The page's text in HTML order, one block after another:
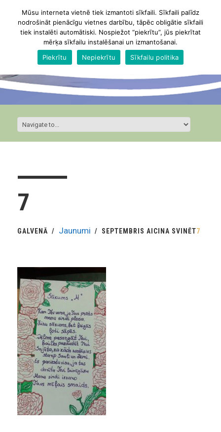
7
GALVENĀ Jaunumi SEPTEMBRIS AICINA SVINĒT7
Mūsu interneta vietnē tiek izmantoti sīkfaili. Sīkfaili palīdz
nodrošināt pienācīgu vietnes darbību, tāpēc obligātie sīkfaili
tiek instalēti automātiski. Nospiežot “piekrītu”, jūs piekrītat
mērķa sīkfailu instalēšanai un izmantošanai.
Piekrītu
Nepiekrītu Sīkfailu politika